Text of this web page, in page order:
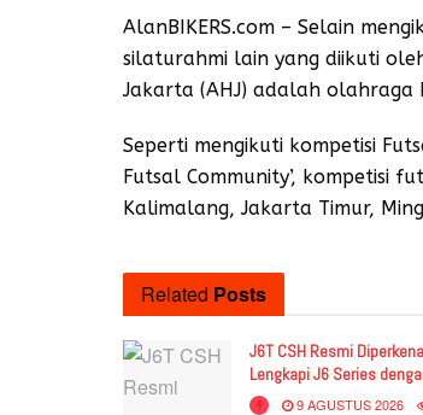
AlanBIKERS.com – Selain
silaturahmi lain yang diikuti
Jakarta (AHJ) adalah olahraga
Seperti mengikuti kompetisi
Futsal Community’, kompetisi
Kalimalang, Jakarta Timur,
Related Posts
J6T CSH Resmi
Lengkapi J6 Series
9 AGUSTUS 2026